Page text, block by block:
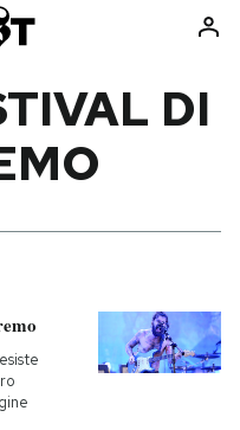
Libri
Ok Boomer!
Media
Europa
DI